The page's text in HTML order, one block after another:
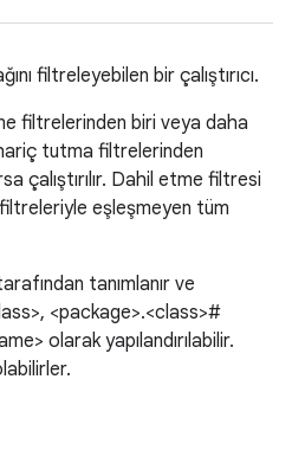
filtreleyebilen bir çalıştırıcı.
filtrelerinden biri veya daha
tutma filtrelerinden
çalıştırılır. Dahil etme filtresi
eşleşmeyen tüm
tanımlanır ve
<package>.<class>#
olarak yapılandırılabilir.